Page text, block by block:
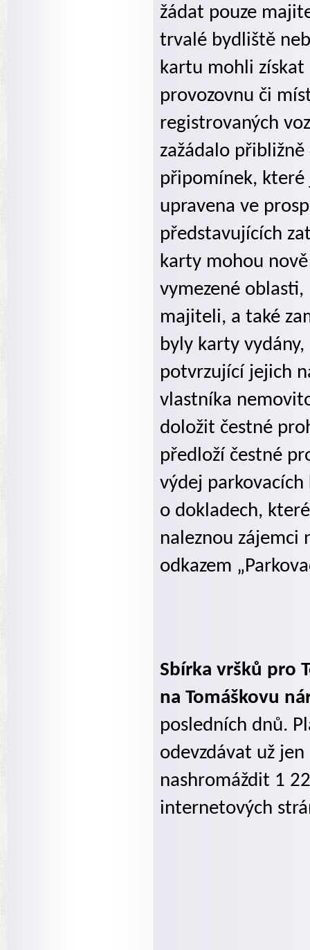
žádat pouze
trvalé bydliště
kartu mohli
provozovnu či
registrovaných
zažádalo
připomínek, které
upravena ve
představujících
karty mohou
vymezené
majiteli, a také
byly karty
potvrzující jejich
vlastníka
doložit čestné
předloží čestné
výdej
o dokladech,
naleznou zájemci
odkazem
Sbírka vršků pro
na Tomáškovu
posledních dnů.
odevzdávat už
nashromáždit 1
internetových